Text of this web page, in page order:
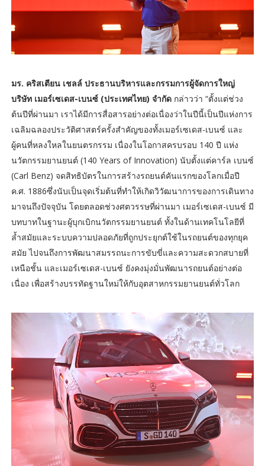
มร. คริสเตียน เชลล์ ประธานบริหารและกรรมการผู้จัดการใหญ่
บริษัท เมอร์เซเดส-เบนซ์ (ประเทศไทย) จำกัดกล่าวว่า “ตั้งแต่ช่วง
ต้นปีที่ผ่านมา เราได้มีการสื่อสารอย่างต่อเนื่องว่าในปีนี้เป็นปีแห่งการ
เฉลิมฉลองประวัติศาสตร์ครั้งสำคัญของทั้งเมอร์เซเดส-เบนซ์ และ
ผู้คนที่หลงใหลในยนตรกรรม เนื่องในโอกาสครบรอบ 140 ปี แห่ง
นวัตกรรมยานยนต์ (140 Years of Innovation) นับตั้งแต่คาร์ล เบนซ์
(Carl Benz) จดสิทธิบัตรในการสร้างรถยนต์คันแรกของโลกเมื่อปี
ค.ศ. 1886ซึ่งนับเป็นจุดเริ่มต้นที่ทำให้เกิดวิวัฒนาการของการเดินทาง
มาจนถึงปัจจุบัน โดยตลอดช่วงศตวรรษที่ผ่านมา เมอร์เซเดส-เบนซ์ มี
บทบาทในฐานะผู้บุกเบิกนวัตกรรมยานยนต์ ทั้งในด้านเทคโนโลยีที่
ล้ำสมัยและระบบความปลอดภัยที่ถูกประยุกต์ใช้ในรถยนต์ของทุกยุค
สมัย ไปจนถึงการพัฒนาสมรรถนะการขับขี่และความสะดวกสบายที่
เหนือชั้น และเมอร์เซเดส-เบนซ์ ยังคงมุ่งมั่นพัฒนารถยนต์อย่างต่อ
เนื่อง เพื่อสร้างบรรทัดฐานใหม่ให้กับอุตสาหกรรมยานยนต์ทั่วโลก